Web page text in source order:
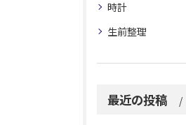
時計
生前整理
最近の投稿